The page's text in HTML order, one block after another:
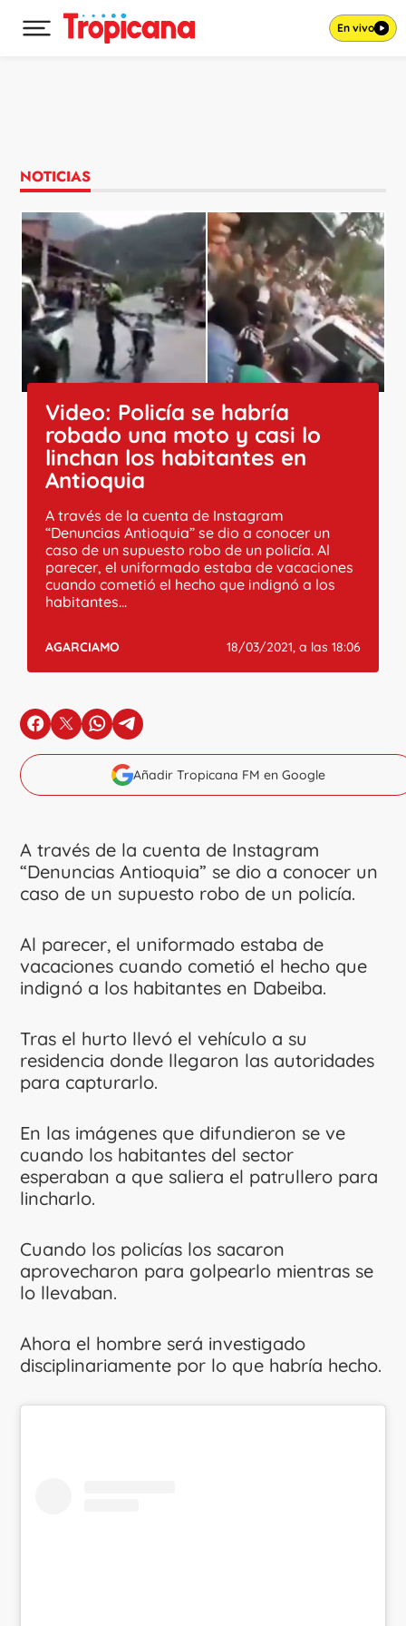
Desplegar menú principal En vivo
NOTICIAS
Video: Policía se habría
robado una moto y casi lo
linchan los habitantes en
Antioquia
A través de la cuenta de Instagram
“Denuncias Antioquia” se dio a conocer un
caso de un supuesto robo de un policía. Al
parecer, el uniformado estaba de vacaciones
cuando cometió el hecho que indignó a los
habitantes...
AGARCIAMO 18/03/2021, a las 18:06
en Facebook
en Xen Whatsapp
en Telegram
Añadir Tropicana FM en Google
A través de la cuenta de Instagram
“Denuncias Antioquia” se dio a conocer un
caso de un supuesto robo de un policía.
Al parecer, el uniformado estaba de
vacaciones cuando cometió el hecho que
indignó a los habitantes en Dabeiba.
Tras el hurto llevó el vehículo a su
residencia donde llegaron las autoridades
para capturarlo.
En las imágenes que difundieron se ve
cuando los habitantes del sector
esperaban a que saliera el patrullero para
lincharlo.
Cuando los policías los sacaron
aprovecharon para golpearlo mientras se
lo llevaban.
Ahora el hombre será investigado
disciplinariamente por lo que habría hecho.